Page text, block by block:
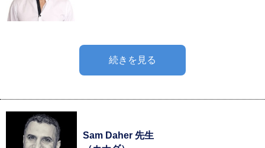
続きを見る
Sam Daher 先生